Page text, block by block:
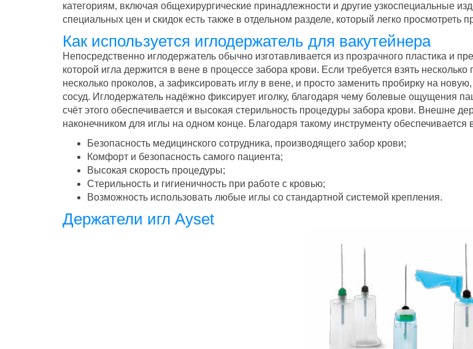
категориям, включая общехирургические принадлежности и другие узкоспециальные
специальных цен и скидок есть также в отдельном разделе, который легко
Как используется иглодержатель для вакутейнера
Непосредственно иглодержатель обычно изготавливается из прозрачного пластика и
которой игла держится в вене в процессе забора крови. Если требуется взять
несколько проколов, а зафиксировать иглу в вене, и просто заменить пробирку на
сосуд. Иглодержатель надёжно фиксирует иголку, благодаря чему болевые ощущения
счёт этого обеспечивается и высокая стерильность процедуры забора крови. Внешне
наконечником для иглы на одном конце. Благодаря такому инструменту
Безопасность медицинского сотрудника, производящего забор крови;
Комфорт и безопасность самого пациента;
Высокая скорость процедуры;
Стерильность и гигиеничность при работе с кровью;
Возможность использовать любые иглы со стандартной системой крепления.
Держатели игл Ayset